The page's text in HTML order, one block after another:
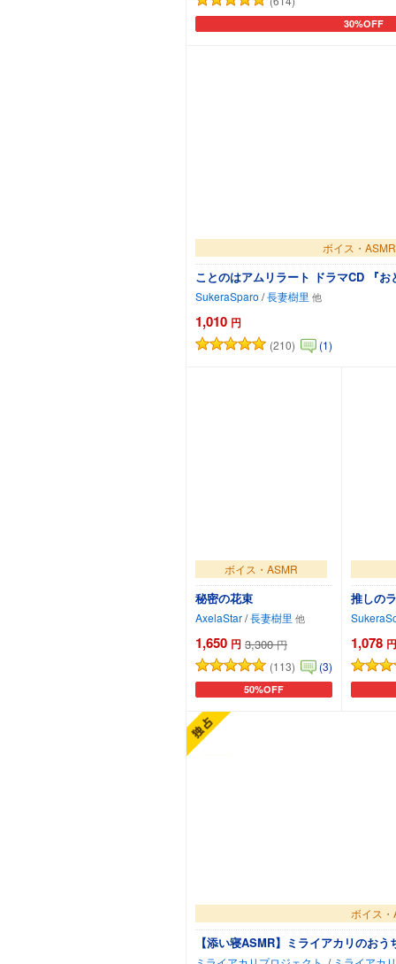
30%OFF
カートに追
ボイス・ASMR
ことのはアムリラート ドラマCD 『
SukeraSparo /長妻樹里
1,010 円
(210) (1)
ボイス・ASMR
秘密の花束
AxelaStar/長妻樹里
1,650 円 3,300 円
(113)
(3)
50%OFF
カートに追加
推しの
1,078 円
ボイス
【添い寝ASMR】ミライアカリのお